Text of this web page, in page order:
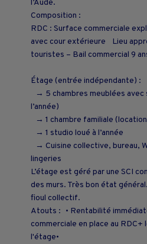
l’Aude.
Composition :
RDC : Surface commerciale
avec cour extérieure Lieu
touristes – Bail commercial 9
Étage (entrée indépendante) :
→ 5 chambres meublées avec
l’année)
→ 1 chambre familiale
→ 1 studio loué à l’année
→ Cuisine collective, bureau,
lingeries
L’étage est géré par une SCI
des murs. Très bon état
fioul collectif.
Atouts : • Rentabilité
commerciale en place au
l'étage•